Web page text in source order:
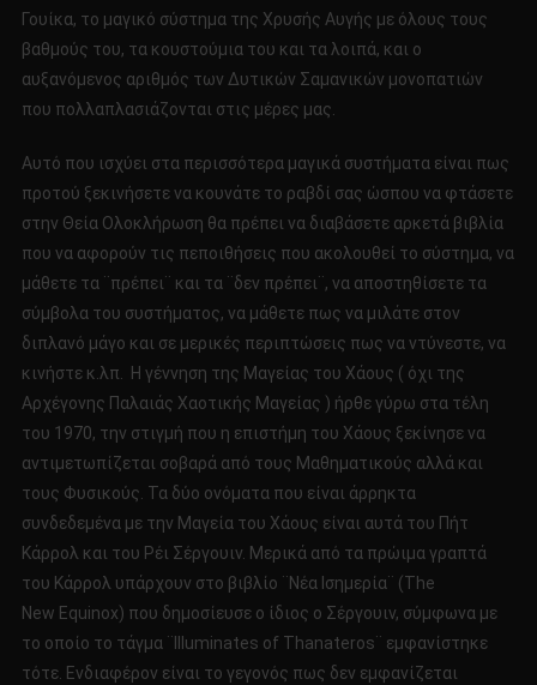
Γουίκα, το μαγικό σύστημα της Χρυσής Αυγής με όλους τους
βαθμούς του, τα κουστούμια του και τα λοιπά, και ο
αυξανόμενος αριθμός των Δυτικών Σαμανικών μονοπατιών
που πολλαπλασιάζονται στις μέρες μας.
Αυτό που ισχύει στα περισσότερα μαγικά συστήματα είναι πως
προτού ξεκινήσετε να κουνάτε το ραβδί σας ώσπου να φτάσετε
στην Θεία Ολοκλήρωση θα πρέπει να διαβάσετε αρκετά βιβλία
που να αφορούν τις πεποιθήσεις που ακολουθεί το σύστημα, να
μάθετε τα ¨πρέπει¨ και τα ¨δεν πρέπει¨, να αποστηθίσετε τα
σύμβολα του συστήματος, να μάθετε πως να μιλάτε στον
διπλανό μάγο και σε μερικές περιπτώσεις πως να ντύνεστε, να
κινήστε κ.λπ. Η γέννηση της Μαγείας του Χάους ( όχι της
Αρχέγονης Παλαιάς Χαοτικής Μαγείας ) ήρθε γύρω στα τέλη
του 1970, την στιγμή που η επιστήμη του Χάους ξεκίνησε να
αντιμετωπίζεται σοβαρά από τους Μαθηματικούς αλλά και
τους Φυσικούς. Τα δύο ονόματα που είναι άρρηκτα
συνδεδεμένα με την Μαγεία του Χάους είναι αυτά του Πήτ
Κάρρολ και του Ρέι Σέργουιν. Μερικά από τα πρώιμα γραπτά
του Κάρρολ υπάρχουν στο βιβλίο ¨Νέα Ισημερία¨ (Τhe
New Equinox) που δημοσίευσε ο ίδιος ο Σέργουιν, σύμφωνα με
το οποίο το τάγμα ¨Illuminates of Thanateros¨ εμφανίστηκε
τότε. Ενδιαφέρον είναι το γεγονός πως δεν εμφανίζεται